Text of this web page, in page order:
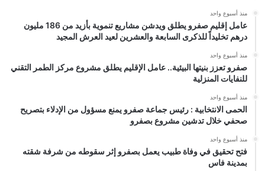
منذ أسبوع واحد
عامل إقليم صفرو يطلق ويدشن مشاريع تنموية بأزيد من 186 مليون
درهم تخليداً للذكرى السابعة والعشرين لعيد العرش المجيد
منذ أسبوع واحد
صفرو تعزز بنيتها البيئية.. عامل الإقليم يطلق مشروع مركز الطمر التقني
للنفايات المنزلية
منذ أسبوع واحد
الحمى الانتخابية : رئيس جماعة صفرو يمنع مسؤول من الإدلاء بتصريح
صحفي خلال تدشين مشروع بصفرو
منذ أسبوع واحد
فتح تحقيق في وفاة طبيب يعمل بصفرو إثر سقوطه من شرفة شقته
بمدينة فاس